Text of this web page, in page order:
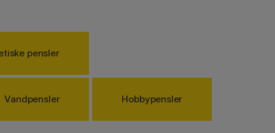
pensler
Vandpensler Hobbypensler